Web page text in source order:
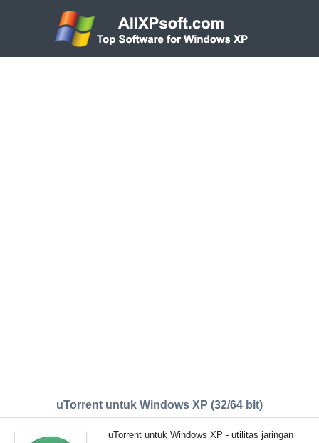
uTorrent untuk Windows XP (32/64 bit)
uTorrent untuk Windows XP - utilitas jaringan